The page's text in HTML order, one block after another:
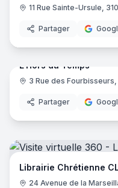
11 Rue Sainte-Ursule,
Partager
L'Hors du Temps
3 Rue des
Partager
Librairie Chrétienne
24 Avenue de la